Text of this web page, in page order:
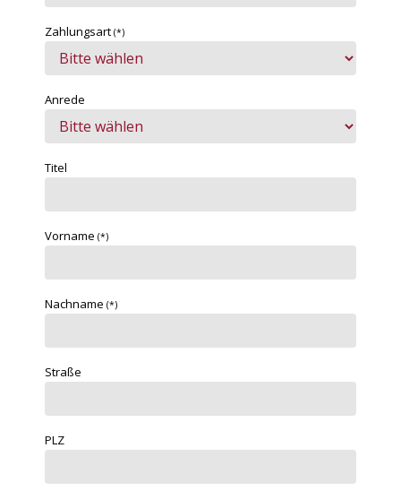
Zahlungsart (*)
Anrede
Titel
Vorname (*)
Nachname (*)
Straße
PLZ